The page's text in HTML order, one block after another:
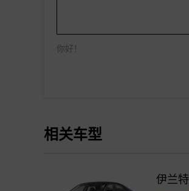
你好！
相关车型
伊兰特